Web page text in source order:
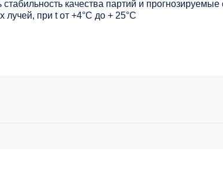
качества партий и прогнозируемые
при t от +4°C до + 25°С